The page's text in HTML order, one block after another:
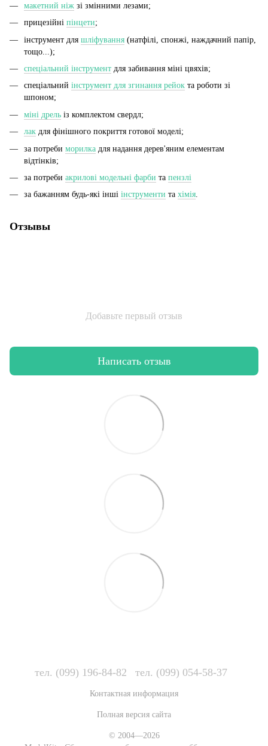
макетний ніж зі змінними лезами;
прицезійні пінцети;
інструмент для шліфування (натфілі, спонжі, наждачний папір,
тощо...);
спеціальний інструмент для забивання міні цвяхів;
спеціальний інструмент для згинання рейок та роботи зі
шпоном;
міні дрель із комплектом свердл;
лак для фінішного покриття готової моделі;
за потреби морилка для надання дерев'яним елементам
відтінків;
за потреби акрилові модельні фарби та пензлі
за бажанням будь-які інші інструменти та хімія.
Отзывы
Добавьте первый отзыв
Написать отзыв
тел. (099) 196-84-82 тел. (099) 054-58-37
Контактная информация
Полная версия сайта
© 2004—2026